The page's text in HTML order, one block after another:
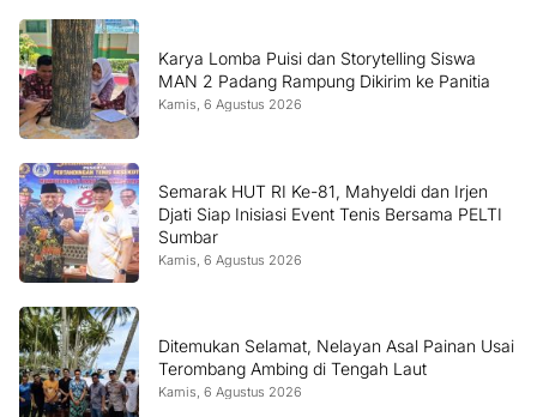
Karya Lomba Puisi dan Storytelling Siswa
MAN 2 Padang Rampung Dikirim ke Panitia
Kamis, 6 Agustus 2026
Semarak HUT RI Ke-81, Mahyeldi dan Irjen
Djati Siap Inisiasi Event Tenis Bersama PELTI
Sumbar
Kamis, 6 Agustus 2026
Ditemukan Selamat, Nelayan Asal Painan Usai
Terombang Ambing di Tengah Laut
Kamis, 6 Agustus 2026